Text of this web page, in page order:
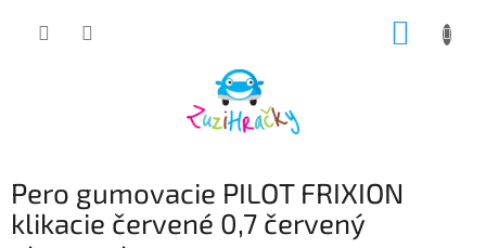
Pero gumovacie PILOT FRIXION
klikacie červené 0,7 červený